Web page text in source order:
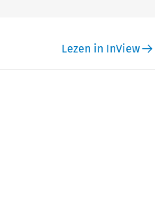
Lezen in InView